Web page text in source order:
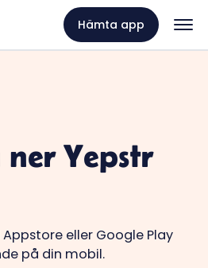
Hämta app
Yepstr
eller Google Play
på din mobil.